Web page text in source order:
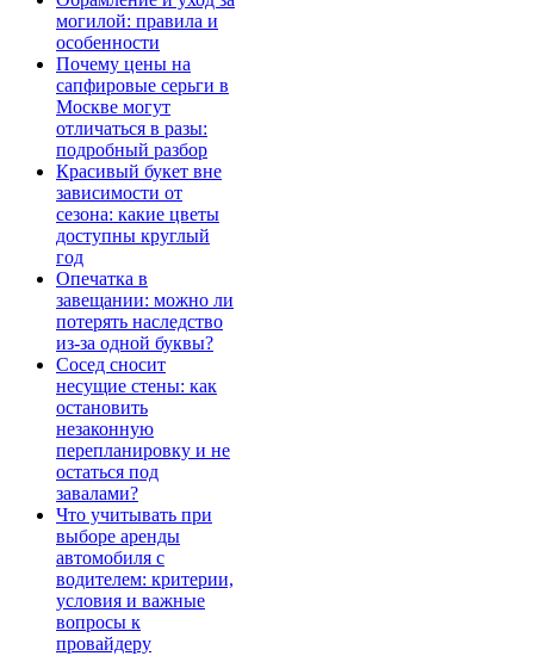
могилой: правила и
особенности
Почему цены на
сапфировые серьги в
Москве могут
отличаться в разы:
подробный разбор
Красивый букет вне
зависимости от
сезона: какие цветы
доступны круглый
год
Опечатка в
завещании: можно ли
потерять наследство
из-за одной буквы?
Сосед сносит
несущие стены: как
остановить
незаконную
перепланировку и не
остаться под
завалами?
Что учитывать при
выборе аренды
автомобиля с
водителем: критерии,
условия и важные
вопросы к
провайдеру